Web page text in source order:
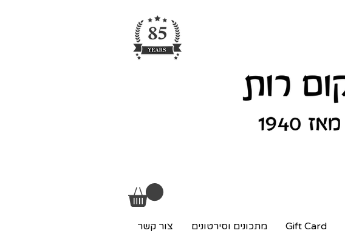
Gift Card מתכונים וסירטונים צור קשר